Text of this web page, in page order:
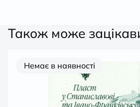
Також може
Немає в наявності